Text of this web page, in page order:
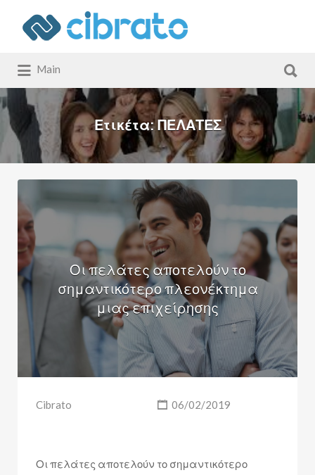
Αναζήτηση
για:
Main
για:
Ετικέτα:ΠΕΛΑΤΕΣ
Οι πελάτες αποτελούν το
σημαντικότερο πλεονέκτημα
μιας επιχείρησης
Cibrato 06/02/2019
Οι πελάτες αποτελούν το σημαντικότερο